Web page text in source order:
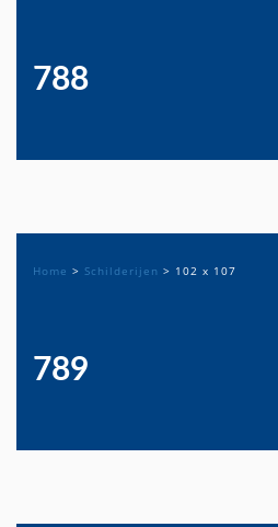
788
Home > Schilderijen > 102 x 107
789